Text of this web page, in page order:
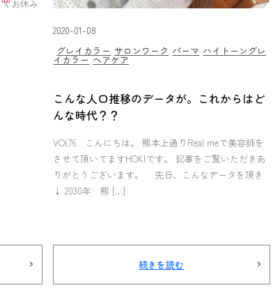
お休み
2020-01-08
グレイカラー サロンワーク パーマ ハイトーングレ
イカラー ヘアケア
こんな人口推移のデータが。これからはど
んな時代？？
VOl.76 こんにちは。 熊本上通りReal meで美容師を
させて頂いてますHOKIです。 記事をご覧いただきあ
りがとうございます。 先日、こんなデータを頂き
↓ 2030年 熊 […]
続きを読む